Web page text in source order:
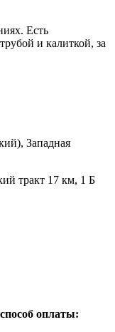
Есть
и калиткой, за
Западная
тракт 17 км, 1 Б
оплаты: